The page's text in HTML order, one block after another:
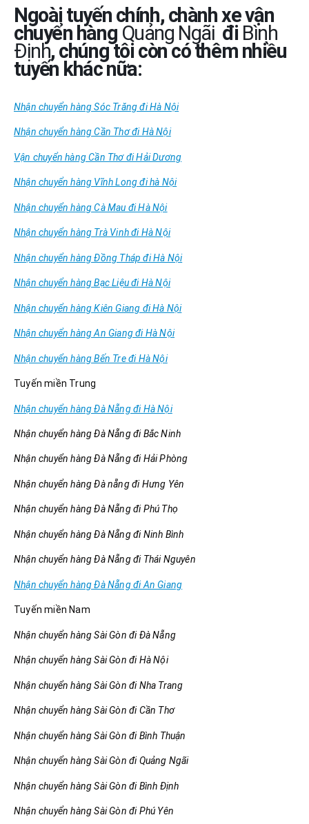
Ngoài tuyến chính, chành xe vận
chuyển hàng Quảng Ngãi đi Bình
Định, chúng tôi còn có thêm nhiều
tuyến khác nữa:
Nhận chuyển hàng Sóc Trăng đi Hà Nội
Nhận chuyển hàng Cần Thơ đi Hà Nội
Vận chuyển hàng Cần Thơ đi Hải Dương
Nhận chuyển hàng Vĩnh Long đi hà Nội
Nhận chuyển hàng Cà Mau đi Hà Nội
Nhận chuyển hàng Trà Vinh đi Hà Nội
Nhận chuyển hàng Đồng Tháp đi Hà Nội
Nhận chuyển hàng Bạc Liệu đi Hà Nội
Nhận chuyển hàng Kiên Giang đi Hà Nội
Nhận chuyển hàng An Giang đi Hà Nội
Nhận chuyển hàng Bến Tre đi Hà Nội
Tuyến miền Trung
Nhận chuyển hàng Đà Nẵng đi Hà Nội
Nhận chuyển hàng Đà Nẵng đi Bắc Ninh
Nhận chuyển hàng Đà Nẵng đi Hải Phòng
Nhận chuyển hàng Đà nẵng đi Hưng Yên
Nhận chuyển hàng Đà Nẵng đi Phú Thọ
Nhận chuyển hàng Đà Nẵng đi Ninh Bình
Nhận chuyển hàng Đà Nẵng đi Thái Nguyên
Nhận chuyển hàng Đà Nẵng đi An Giang
Tuyến miền Nam
Nhận chuyển hàng Sài Gòn đi Đà Nẵng
Nhận chuyển hàng Sài Gòn đi Hà Nội
Nhận chuyển hàng Sài Gòn đi Nha Trang
Nhận chuyển hàng Sài Gòn đi Cần Thơ
Nhận chuyển hàng Sài Gòn đi Bình Thuận
Nhận chuyển hàng Sài Gòn đi Quảng Ngãi
Nhận chuyển hàng Sài Gòn đi Bình Định
Nhận chuyển hàng Sài Gòn đi Phú Yên